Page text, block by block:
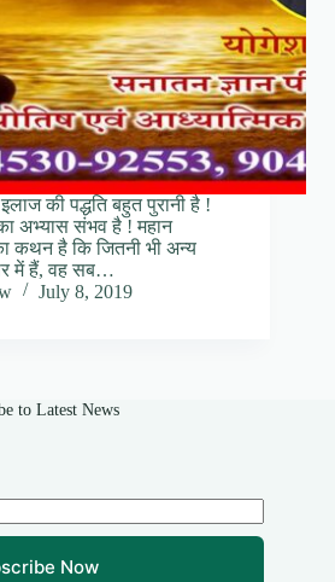
इलाज की पद्धति बहुत पुरानी है !
अभ्यास संभव है ! महान
कथन है कि जितनी भी अन्य
में हैं, वह सब…
July 8, 2019
to Latest News
Now